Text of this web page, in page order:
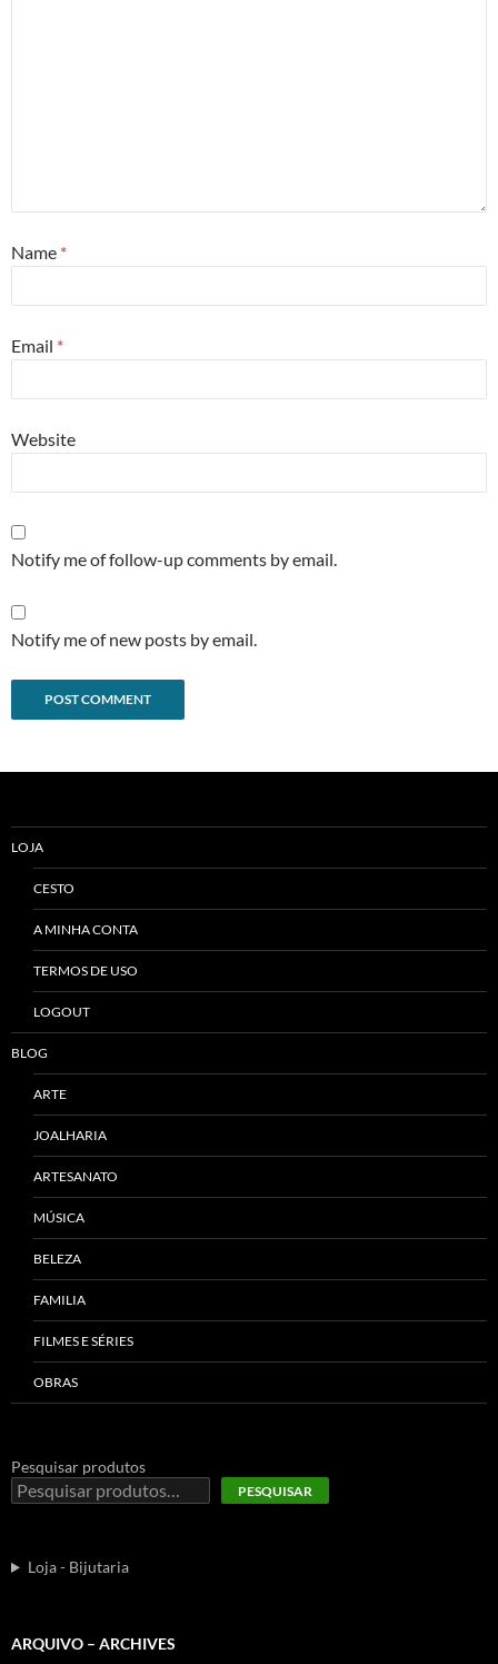
Name *
Email *
Website
Notify me of follow-up comments by email.
Notify me of new posts by email.
LOJA
CESTO
A MINHA CONTA
TERMOS DE USO
LOGOUT
BLOG
ARTE
JOALHARIA
ARTESANATO
MÚSICA
BELEZA
FAMILIA
FILMES E SÉRIES
OBRAS
Pesquisar produtos
PESQUISAR
Loja - Bijutaria
ARQUIVO – ARCHIVES